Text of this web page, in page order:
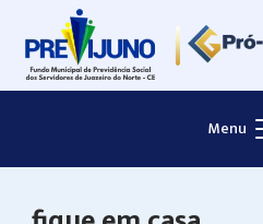
content
Menu